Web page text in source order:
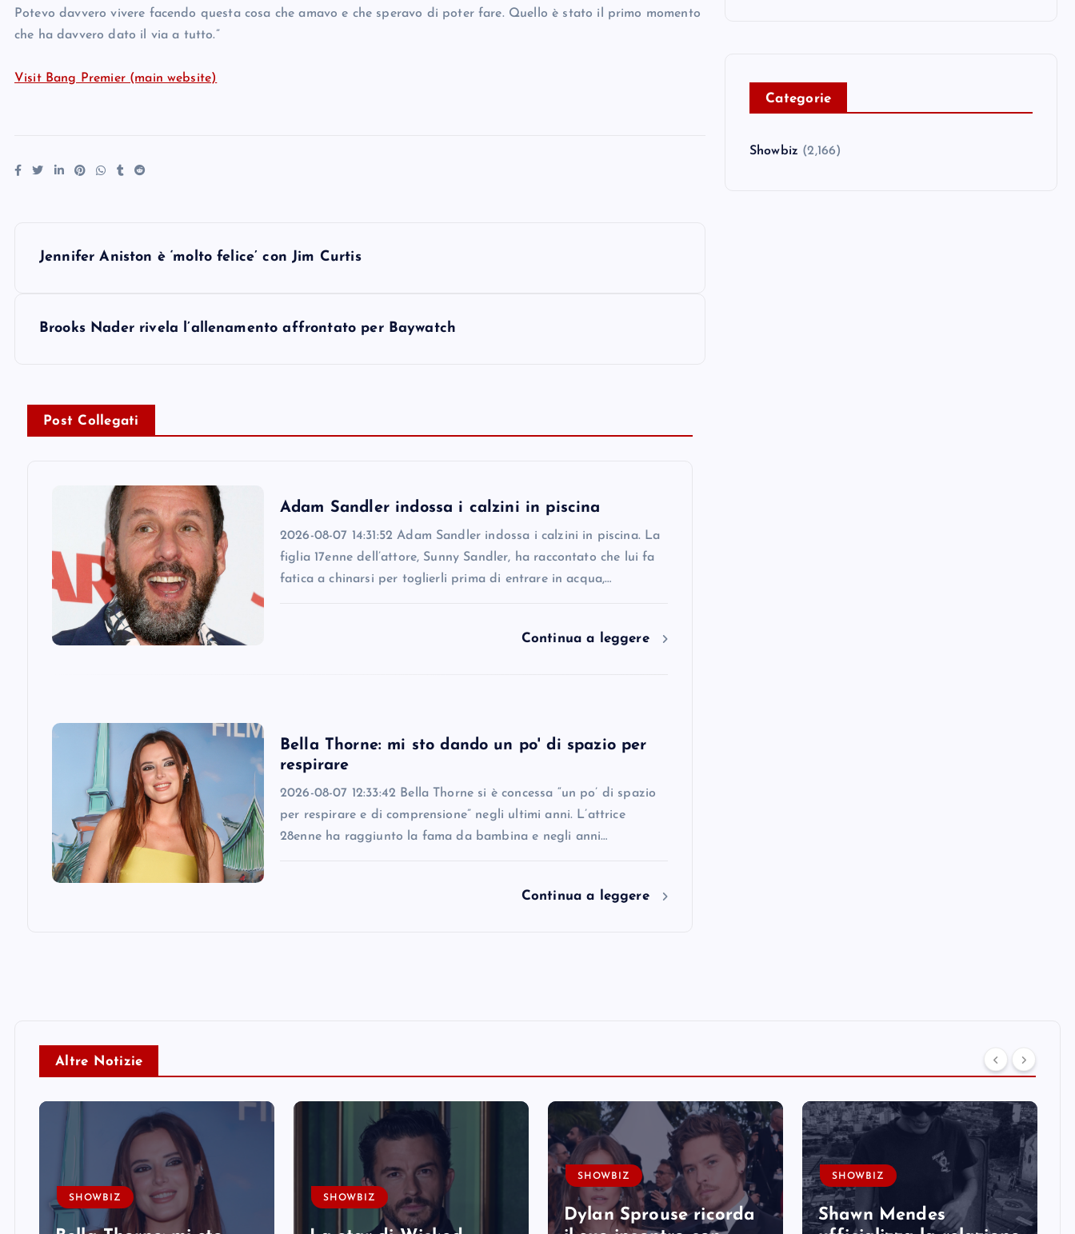
Potevo davvero vivere facendo questa cosa che amavo e che speravo di poter fare. Quello è stato il primo momento
che ha davvero dato il via a tutto.”
Visit Bang Premier (main website)
Jennifer Aniston è ‘molto felice’ con Jim Curtis
Brooks Nader rivela l’allenamento affrontato per Baywatch
Post Collegati
Adam Sandler indossa i calzini in piscina
2026-08-07 14:31:52 Adam Sandler indossa i calzini in piscina. La
figlia 17enne dell’attore, Sunny Sandler, ha raccontato che lui fa
fatica a chinarsi per toglierli prima di entrare in acqua,…
Continua a leggere
Bella Thorne: mi sto dando un po' di spazio per
respirare
2026-08-07 12:33:42 Bella Thorne si è concessa “un po’ di spazio
per respirare e di comprensione” negli ultimi anni. L’attrice
28enne ha raggiunto la fama da bambina e negli anni…
Continua a leggere
Categorie
Showbiz (2,166)
Altre Notizie
SHOWBIZ SHOWBIZ
SHOWBIZ
Dylan Sprouse ricorda
SHOWBIZ
Shawn Mendes